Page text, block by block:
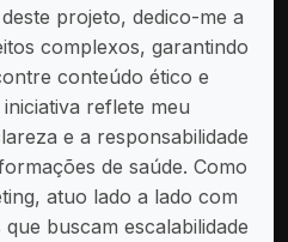
projeto, dedico-me a
complexos, garantindo
conteúdo ético e
reflete meu
e a responsabilidade
de saúde. Como
atuo lado a lado com
buscam escalabilidade